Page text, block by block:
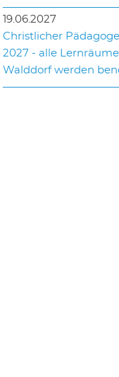
19.06.2027
Christlicher
2027 - alle
Walddorf werden